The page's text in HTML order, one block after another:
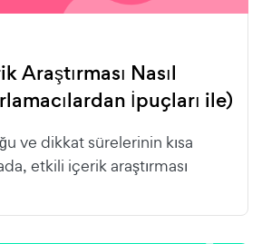
Araştırması Nasıl
İpuçları ile)
ve dikkat sürelerinin kısa
etkili içerik araştırması